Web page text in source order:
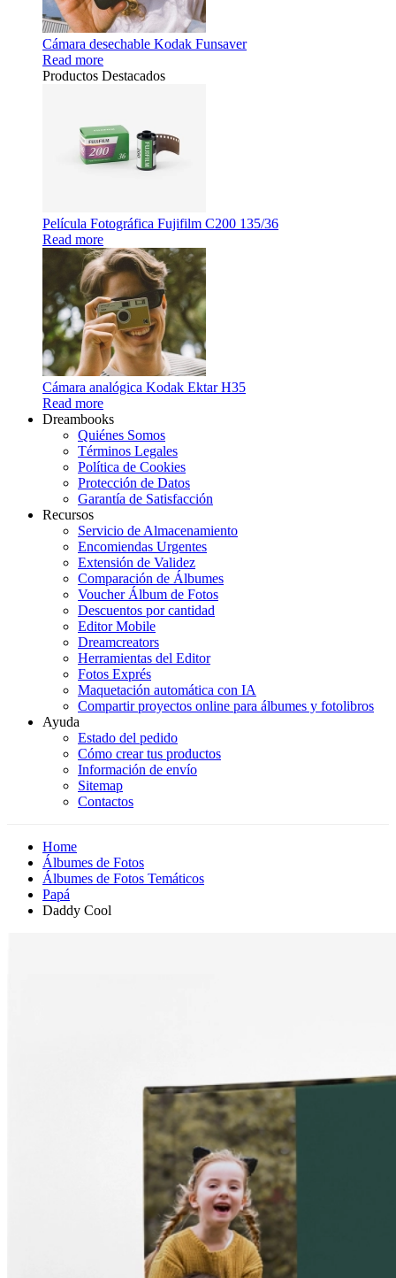
Cámara desechable Kodak Funsaver
Read more
Productos Destacados
Película Fotográfica Fujifilm C200 135/36
Read more
Cámara analógica Kodak Ektar H35
Read more
Dreambooks
Quiénes Somos
Términos Legales
Política de Cookies
Protección de Datos
Garantía de Satisfacción
Recursos
Servicio de Almacenamiento
Encomiendas Urgentes
Extensión de Validez
Comparación de Álbumes
Voucher Álbum de Fotos
Descuentos por cantidad
Editor Mobile
Dreamcreators
Herramientas del Editor
Fotos Exprés
Maquetación automática con IA
Compartir proyectos online para álbumes y fotolibros
Ayuda
Estado del pedido
Cómo crear tus productos
Información de envío
Sitemap
Contactos
Home
Álbumes de Fotos
Álbumes de Fotos Temáticos
Papá
Daddy Cool